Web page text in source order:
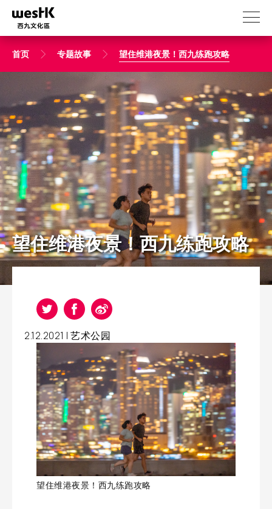
到
首页 专题故事 望住维港夜景！西九练跑攻略
望住维港夜景！西九练跑攻略
2.12.2021 | 艺术公园
望住维港夜景！西九练跑攻略